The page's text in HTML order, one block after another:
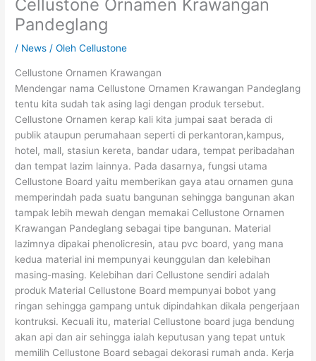
Cellustone Ornamen Krawangan
Pandeglang
/ News / OlehCellustone
Cellustone Ornamen Krawangan
Mendengar nama Cellustone Ornamen Krawangan Pandeglang
tentu kita sudah tak asing lagi dengan produk tersebut.
Cellustone Ornamen kerap kali kita jumpai saat berada di
publik ataupun perumahaan seperti di perkantoran,kampus,
hotel, mall, stasiun kereta, bandar udara, tempat peribadahan
dan tempat lazim lainnya. Pada dasarnya, fungsi utama
Cellustone Board yaitu memberikan gaya atau ornamen guna
memperindah pada suatu bangunan sehingga bangunan akan
tampak lebih mewah dengan memakai Cellustone Ornamen
Krawangan Pandeglang sebagai tipe bangunan. Material
lazimnya dipakai phenolicresin, atau pvc board, yang mana
kedua material ini mempunyai keunggulan dan kelebihan
masing-masing. Kelebihan dari Cellustone sendiri adalah
produk Material Cellustone Board mempunyai bobot yang
ringan sehingga gampang untuk dipindahkan dikala pengerjaan
kontruksi. Kecuali itu, material Cellustone board juga bendung
akan api dan air sehingga ialah keputusan yang tepat untuk
memilih Cellustone Board sebagai dekorasi rumah anda. Kerja